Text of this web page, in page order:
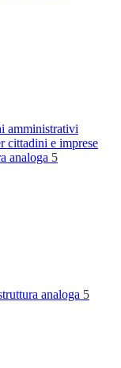
amministrativi
cittadini e imprese
analoga 5
analoga 5